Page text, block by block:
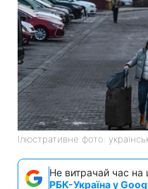
Ілюстративне фото:
Не витрачай час на
РБК-Україна у